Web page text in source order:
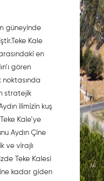
güneyinde
Kale
en
gören
noktasında
stratejik
ilimizin kuş
Kale’ye
Aydın Çine
ve virajlı
Teke Kalesi
kadar giden